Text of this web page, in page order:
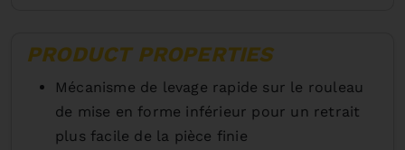
PRODUCT PROPERTIES
Mécanisme de levage rapide sur le rouleau
de mise en forme inférieur pour un retrait
plus facile de la pièce finie